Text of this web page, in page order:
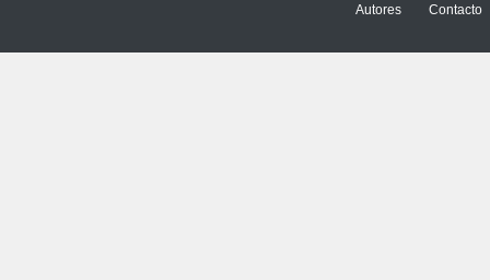
Autores Contacto